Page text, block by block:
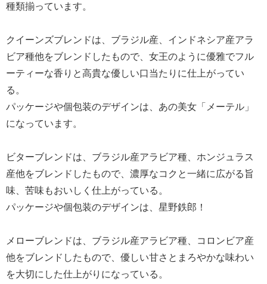
種類揃っています。
クイーンズブレンドは、ブラジル産、インドネシア産アラ
ビア種他をブレンドしたもので、女王のように優雅でフル
ーティーな香りと高貴な優しい口当たりに仕上がってい
る。
パッケージや個包装のデザインは、あの美女「メーテル」
になっています。
ビターブレンドは、ブラジル産アラビア種、ホンジュラス
産他をブレンドしたもので、濃厚なコクと一緒に広がる旨
味、苦味もおいしく仕上がっている。
パッケージや個包装のデザインは、星野鉄郎！
メローブレンドは、ブラジル産アラビア種、コロンビア産
他をブレンドしたもので、優しい甘さとまろやかな味わい
を大切にした仕上がりになっている。